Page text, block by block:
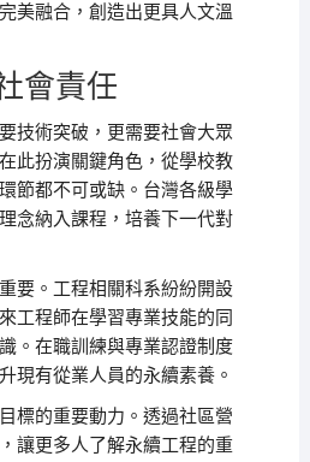
美融合，創造出更具人文溫
會責任
技術突破，更需要社會大眾
此扮演關鍵角色，從學校教
節都不可或缺。台灣各級學
念納入課程，培養下一代對
要。工程相關科系紛紛開設
工程師在學習專業技能的同
。在職訓練與專業認證制度
現有從業人員的永續素養。
標的重要動力。透過社區營
讓更多人了解永續工程的重